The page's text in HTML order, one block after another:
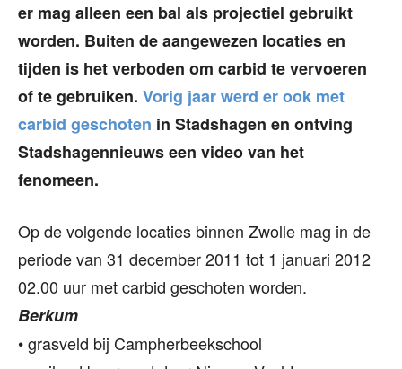
er mag alleen een bal als projectiel gebruikt
worden. Buiten de aangewezen locaties en
tijden is het verboden om carbid te vervoeren
of te gebruiken. Vorig jaar werd er ook met
carbid geschoten in Stadshagen en ontving
Stadshagennieuws een video van het
fenomeen.
Op de volgende locaties binnen Zwolle mag in de
periode van 31 december 2011 tot 1 januari 2012
02.00 uur met carbid geschoten worden.
Berkum
• grasveld bij Campherbeekschool